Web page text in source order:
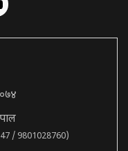
/ 9801028760)